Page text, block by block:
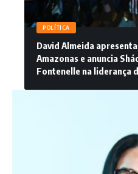
POLÍTICA
David Almeida
Amazonas e anuncia
Fontenelle na liderança